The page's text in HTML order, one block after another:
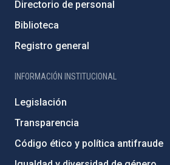
Directorio de personal
Biblioteca
Registro general
INFORMACIÓN INSTITUCIONAL
Legislación
Transparencia
Código ético y política antifraude